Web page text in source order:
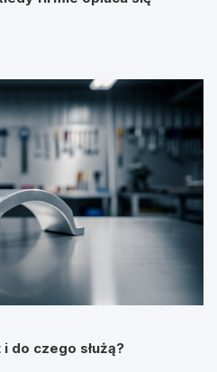
do czego służą?